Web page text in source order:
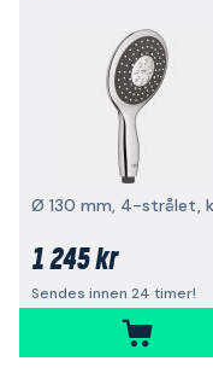
1 245 kr
Sendes innen 24 timer!